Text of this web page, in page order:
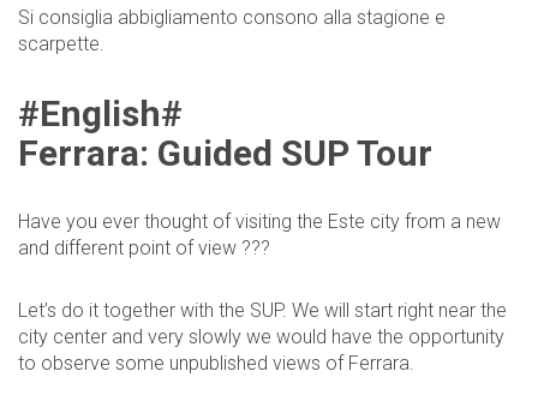
Si consiglia abbigliamento consono alla stagione e
scarpette.
#English#
Ferrara: Guided SUP Tour
Have you ever thought of visiting the Este city from a new
and different point of view ???
Let’s do it together with the SUP. We will start right near the
city center and very slowly we would have the opportunity
to observe some unpublished views of Ferrara.